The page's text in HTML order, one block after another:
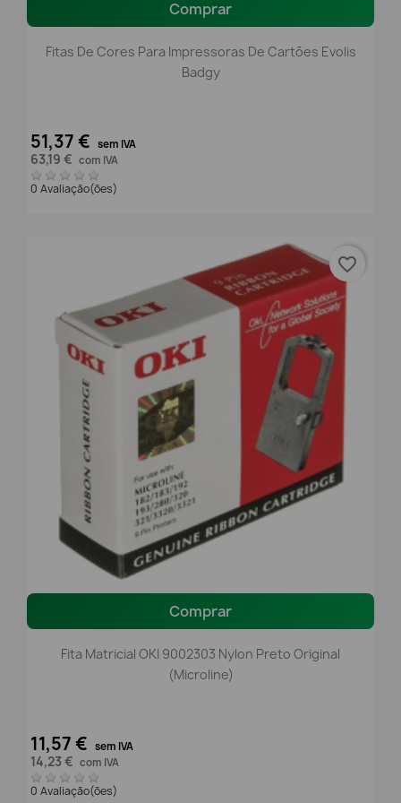
Comprar
Fitas De Cores Para Impressoras De Cartões Evolis
Badgy
51,37 € sem IVA
63,19 € com IVA
0 Avaliação(ões)
Comprar
Fita Matricial OKI 9002303 Nylon Preto Original
(Microline)
11,57 € sem IVA
14,23 € com IVA
0 Avaliação(ões)
favorite_border